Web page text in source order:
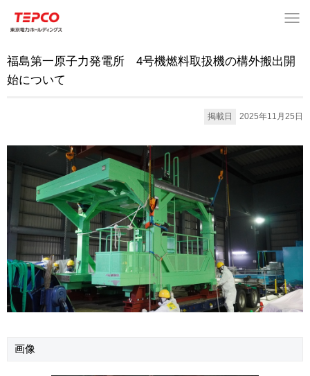
福島第一原子力発電所 4号機燃料取扱機の構外搬出開
始について
掲載日 2025年11月25日
画像